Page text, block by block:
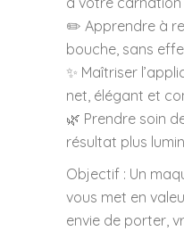
✏️ Apprendre à
bouche, sans
✨ Maîtriser
net, élégant et
🌿 Prendre soin
résultat plus
Objectif : Un
vous met en
envie de porter,